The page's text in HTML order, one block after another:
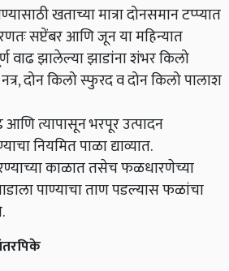
खताच्या मात्रा दोनसमान टप्प्यात
सप्टेंबर आणि जून या महिन्यात
वाढ झालेल्या झाडांना शंभर किलो
दोन किलो स्फुरद व दोन किलो पालाश
आणि त्यापासून भरपूर उत्पादन
नियमित पाळा द्याव्यात.
काळात तसेच फळधारणेच्या
पाण्याचा ताण पडल्यास फळांचा